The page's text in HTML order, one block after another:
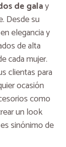
de galay
Desde su
elegancia y
de alta
cada mujer.
clientas para
ocasión
como
un look
es sinónimo de